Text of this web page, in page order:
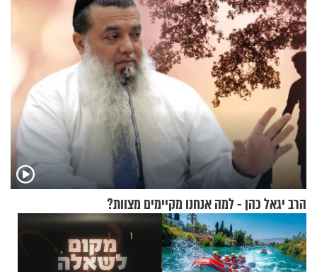
הרב יגאל כהן - למה אנחנו מקיימים מצוות?